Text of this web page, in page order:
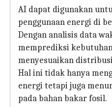
AI dapat digunakan
penggunaan energi di
Dengan analisis data
memprediksi
menyesuaikan
Hal ini tidak hanya
energi tetapi juga
pada bahan bakar fosil.